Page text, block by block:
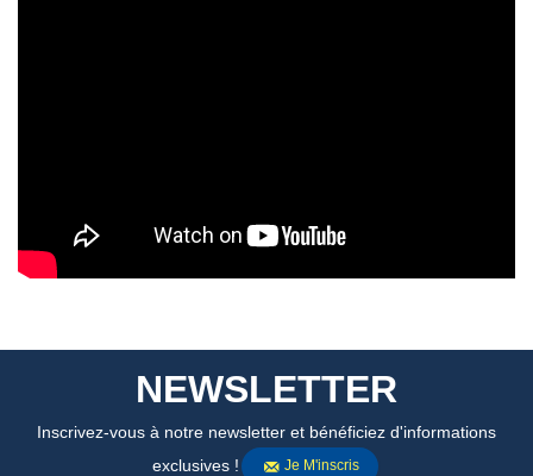
NEWSLETTER
Inscrivez-vous à notre newsletter et bénéficiez d'informations
exclusives !
Je M'inscris